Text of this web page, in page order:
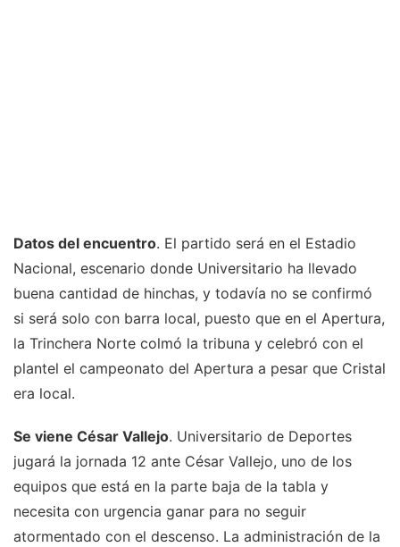
Datos del encuentro. El partido será en el Estadio
Nacional, escenario donde Universitario ha llevado
buena cantidad de hinchas, y todavía no se confirmó
si será solo con barra local, puesto que en el Apertura,
la Trinchera Norte colmó la tribuna y celebró con el
plantel el campeonato del Apertura a pesar que Cristal
era local.
Se viene César Vallejo. Universitario de Deportes
jugará la jornada 12 ante César Vallejo, uno de los
equipos que está en la parte baja de la tabla y
necesita con urgencia ganar para no seguir
atormentado con el descenso. La administración de la